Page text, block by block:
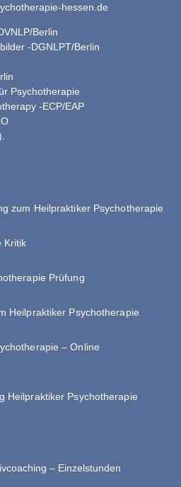
hessen.de
Berlin
-DGNLPT/Berlin
Psychotherapie
-ECP/EAP
zum Heilpraktiker Psychotherapie
Kritik
Prüfung
Heilpraktiker Psychotherapie
– Online
Heilpraktiker Psychotherapie
– Einzelstunden